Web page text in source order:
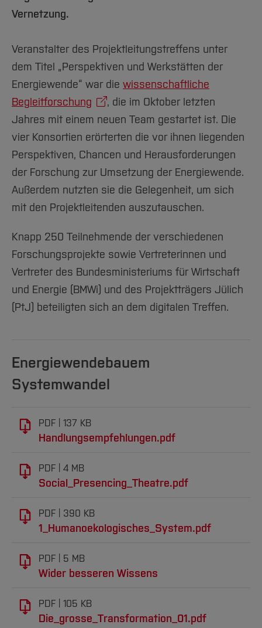
Vernetzung.
Veranstalter des Projektleitungstreffens unter
dem Titel „Perspektiven und Werkstätten der
Energiewende“ war die wissenschaftliche
Begleitforschung
, die im Oktober letzten
Jahres mit einem neuen Team gestartet ist. Die
vier Konsortien erörterten die vor ihnen liegenden
Perspektiven, Chancen und Herausforderungen
der Forschung zur Umsetzung der Energiewende.
Außerdem nutzten sie die Gelegenheit, um sich
mit den Projektleitenden auszutauschen.
Knapp 250 Teilnehmende der verschiedenen
Forschungsprojekte sowie Vertreterinnen und
Vertreter des Bundesministeriums für Wirtschaft
und Energie (BMWi) und des Projektträgers Jülich
(PtJ) beteiligten sich an dem digitalen Treffen.
Energiewendebauem
Systemwandel
PDF 137 KB
Handlungsempfehlungen.pdf
PDF 4 MB
Social_Presencing_Theatre.pdf
PDF 390 KB
1_Humanoekologisches_System.pdf
PDF 5 MB
Wider besseren Wissens
PDF 105 KB
Die_grosse_Transformation_01.pdf